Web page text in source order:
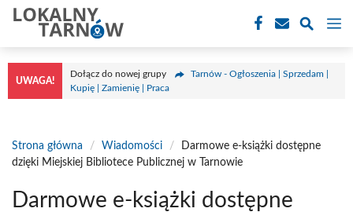
Przejdź
treści
UWAGA!
Dołącz do nowej grupy
Tarnów - Ogłoszenia | Sprzedam |
Kupię | Zamienię | Praca
Strona główna / Wiadomości /
Darmowe e-książki dostępne
dzięki Miejskiej Bibliotece Publicznej w Tarnowie
Darmowe e-książki dostępne